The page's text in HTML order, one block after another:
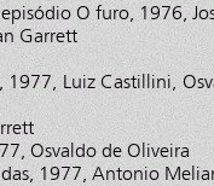
O furo, 1976,
Garrett
1977, Luiz Castillini,
Osvaldo de Oliveira
1977, Antonio